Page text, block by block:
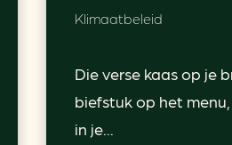
Klimaatbeleid
Die verse kaas op je
biefstuk op het
in je...